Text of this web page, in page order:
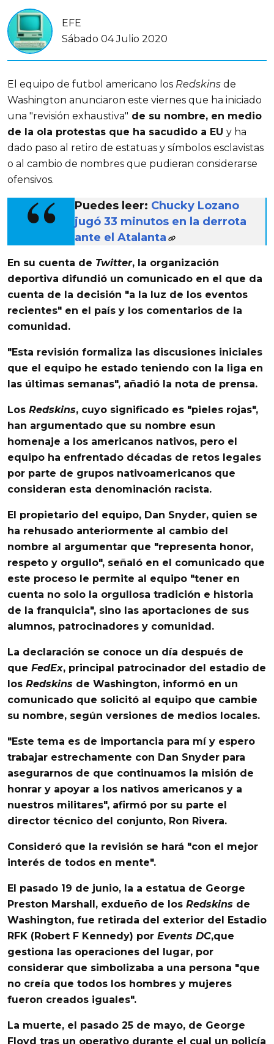
EFE
Sábado 04 Julio 2020
El equipo de futbol americano los Redskins de
Washington anunciaron este viernes que ha iniciado
una "revisión exhaustiva" de su nombre, en medio
de la ola protestas que ha sacudido a EU y ha
dado paso al retiro de estatuas y símbolos esclavistas
o al cambio de nombres que pudieran considerarse
ofensivos.
Puedes leer: Chucky Lozano
jugó 33 minutos en la derrota
ante el Atalanta
En su cuenta de Twitter, la organización
deportiva difundió un comunicado en el que da
cuenta de la decisión "a
la luz de los eventos
recientes" en el país y los comentarios de la
comunidad.
"Esta revisión formaliza las discusiones iniciales
que el equipo he estado teniendo con la liga en
las últimas semanas", añadió la nota de prensa.
Los Redskins, cuyo significado es "pieles rojas",
han argumentado que su nombre esun
homenaje a los americanos nativos, pero el
equipo ha enfrentado décadas de retos legales
por parte de grupos nativoamericanos que
consideran esta denominación racista.
El propietario del equipo, Dan Snyder, quien se
ha rehusado anteriormente al cambio del
nombre al argumentar que "representa honor,
respeto y orgullo", señaló en el comunicado que
este proceso le permite al equipo "tener en
cuenta no solo la orgullosa tradición e historia
de la franquicia", sino las aportaciones de sus
alumnos, patrocinadores y comunidad.
La declaración se conoce un día después de
que FedEx, principal patrocinador del estadio de
los Redskins de Washington, informó en un
comunicado que solicitó al equipo que cambie
su nombre, según versiones de medios locales.
"Este tema es de importancia para mí y espero
trabajar estrechamente con Dan Snyder para
asegurarnos de que continuamos la misión de
honrar y apoyar a los nativos americanos y a
nuestros militares", afirmó por su parte el
director técnico del conjunto, Ron Rivera.
Consideró que la revisión se hará "con el mejor
interés de todos en mente".
El pasado 19 de junio, la a estatua de George
Preston Marshall, exdueño de los Redskins de
Washington, fue retirada del exterior del Estadio
RFK (Robert F Kennedy) por Events DC,que
gestiona las operaciones del lugar, por
considerar que simbolizaba a una persona "que
no creía que todos los hombres y mujeres
fueron creados iguales".
La muerte, el pasado 25 de mayo, de George
Floyd tras un operativo durante el cual un policía